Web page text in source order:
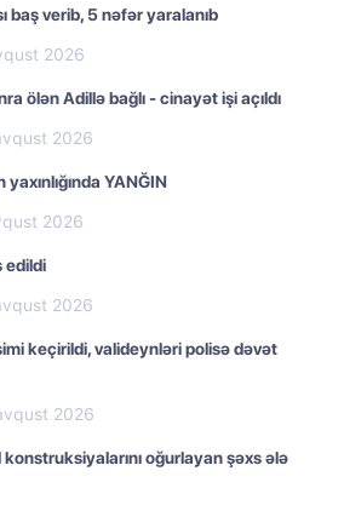
baş verib, 5 nəfər yaralanıb
2026
ölən Adillə bağlı - cinayət işi açıldı
2026
YANĞIN
2026
edildi
2026
keçirildi, valideynləri polisə dəvət
2026
oğurlayan şəxs ələ